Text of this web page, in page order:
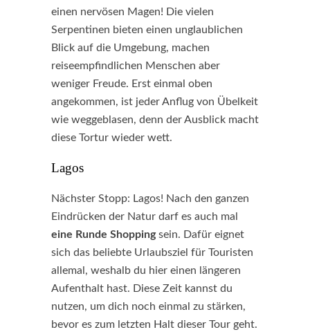
einen nervösen Magen! Die vielen
Serpentinen bieten einen unglaublichen
Blick auf die Umgebung, machen
reiseempfindlichen Menschen aber
weniger Freude. Erst einmal oben
angekommen, ist jeder Anflug von Übelkeit
wie weggeblasen, denn der Ausblick macht
diese Tortur wieder wett.
Lagos
Nächster Stopp: Lagos! Nach den ganzen
Eindrücken der Natur darf es auch mal
eine Runde Shoppingsein. Dafür eignet
sich das beliebte Urlaubsziel für Touristen
allemal, weshalb du hier einen längeren
Aufenthalt hast. Diese Zeit kannst du
nutzen, um dich noch einmal zu stärken,
bevor es zum letzten Halt dieser Tour geht.